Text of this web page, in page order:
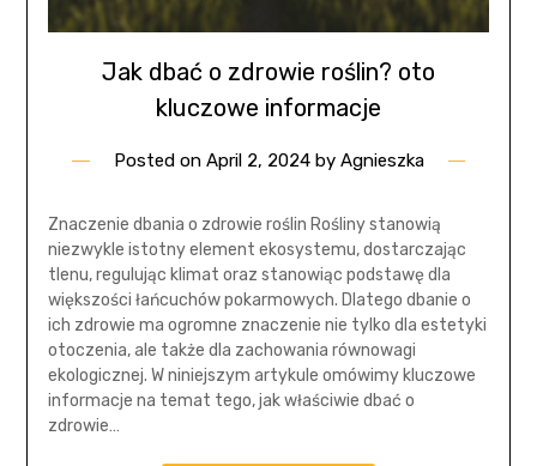
Jak dbać o zdrowie roślin? oto
kluczowe informacje
Posted on April 2, 2024by Agnieszka
Znaczenie dbania o zdrowie roślin Rośliny stanowią
niezwykle istotny element ekosystemu, dostarczając
tlenu, regulując klimat oraz stanowiąc podstawę dla
większości łańcuchów pokarmowych. Dlatego dbanie o
ich zdrowie ma ogromne znaczenie nie tylko dla estetyki
otoczenia, ale także dla zachowania równowagi
ekologicznej. W niniejszym artykule omówimy kluczowe
informacje na temat tego, jak właściwie dbać o
zdrowie…